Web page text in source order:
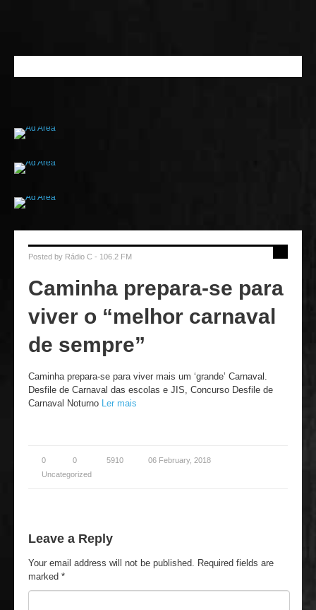
Posted by Rádio C - 106.2 FM
Caminha prepara-se para
viver o “melhor carnaval
de sempre”
Caminha prepara-se para viver mais um ‘grande’ Carnaval.
Desfile de Carnaval das escolas e JIS, Concurso Desfile de
Carnaval Noturno Ler mais
0 0 5910
06 February, 2018
Uncategorized
Leave a Reply
Your email address will not be published. Required fields are
marked *